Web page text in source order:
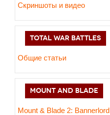
Скриншоты и видео
TOTAL WAR BATTLES
Общие статьи
MOUNT AND BLADE
Mount & Blade 2: Bannerlord